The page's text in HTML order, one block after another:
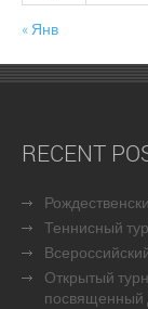
« Янв
RECENT
Теннисный
Открытый
посвященный